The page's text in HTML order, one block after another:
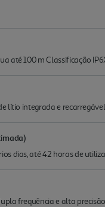
até 100 m Classificação
lítio integrada e recarregável
dias, até 42 horas de
frequência e alta